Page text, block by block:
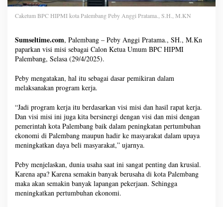
Caketum BPC HIPMI kota Palembang Peby Anggi Pratama., S.H., M.KN
Sumseltime.com, Palembang – Peby Anggi Pratama., SH., M.Kn
paparkan visi misi sebagai Calon Ketua Umum BPC HIPMI
Palembang, Selasa (29/4/2025).
Peby mengatakan, hal itu sebagai dasar pemikiran dalam
melaksanakan program kerja.
“Jadi program kerja itu berdasarkan visi misi dan hasil rapat kerja.
Dan visi misi ini juga kita bersinergi dengan visi dan misi dengan
pemerintah kota Palembang baik dalam peningkatan pertumbuhan
ekonomi di Palembang maupun hadir ke masyarakat dalam upaya
meningkatkan daya beli masyarakat,” ujarnya.
Peby menjelaskan, dunia usaha saat ini sangat penting dan krusial.
Karena apa? Karena semakin banyak berusaha di kota Palembang
maka akan semakin banyak lapangan pekerjaan. Sehingga
meningkatkan pertumbuhan ekonomi.